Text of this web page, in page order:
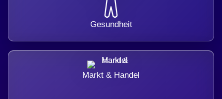
Gesundheit
Markt & Handel